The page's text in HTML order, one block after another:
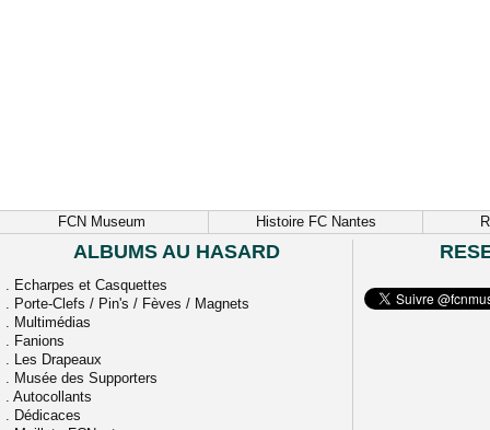
FCN Museum Histoire FC Nantes
ALBUMS AU HASARD
. Echarpes et Casquettes
. Porte-Clefs / Pin's / Fèves / Magnets
. Multimédias
. Fanions
. Les Drapeaux
. Musée des Supporters
. Autocollants
. Dédicaces